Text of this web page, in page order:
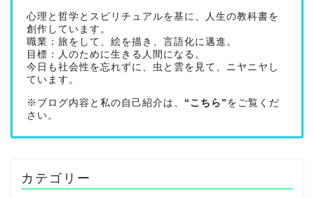
心理と哲学とスピリチュアルを基に、人生の教科書を
創作しています。
職業：旅をして、絵を描き、言語化に邁進。
目標：人のために生きる人間になる。
今日も社会性を忘れずに、虫と雲を見て、ニヤニヤし
ています。
※ブログ内容と私の自己紹介は、 “こちら” をご覧くだ
さい。
カテゴリー